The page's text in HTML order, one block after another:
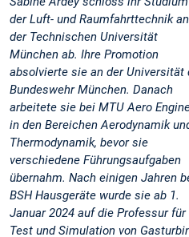
der Luft- und Raumfahrttechnik an
der Technischen Universität
München ab. Ihre Promotion
absolvierte sie an der Universität
Bundeswehr München. Danach
arbeitete sie bei MTU Aero
in den Bereichen Aerodynamik
Thermodynamik, bevor sie
verschiedene Führungsaufgaben
übernahm. Nach einigen Jahren
BSH Hausgeräte wurde sie ab 1.
Januar 2024 auf die Professur für
Test und Simulation von